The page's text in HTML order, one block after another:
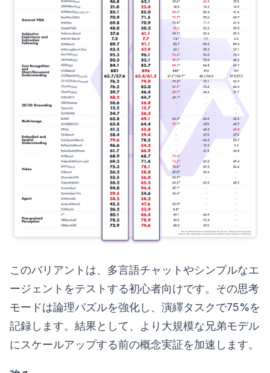
このバリアントは、多言語チャットやシンプルなエ
ージェントをテストする初心者向けです。その思考
モードは論理パズルを強化し、演繹タスクで75%を
記録します。結果として、より大規模な兄弟モデル
にスケールアップする前の概念実証を加速します。